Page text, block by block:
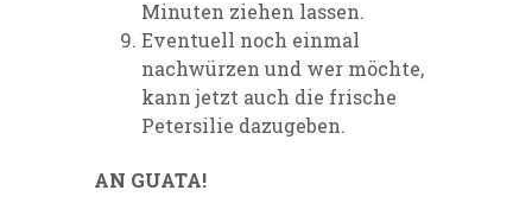
Minuten ziehen lassen.
Eventuell noch einmal
nachwürzen und wer möchte,
kann jetzt auch die frische
Petersilie dazugeben.
AN GUATA!